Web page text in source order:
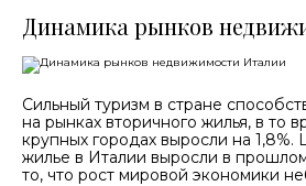
Динамика рынков
Сильный туризм в стране
на рынках вторичного жилья, в то
крупных городах выросли на 1,8%.
жилье в Италии выросли в
то, что рост мировой экономики